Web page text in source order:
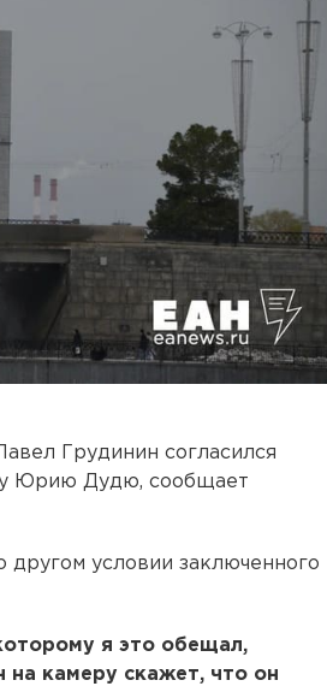
Грудинин согласился
Юрию Дудю, сообщает
условии заключенного
я это обещал,
на камеру скажет, что он